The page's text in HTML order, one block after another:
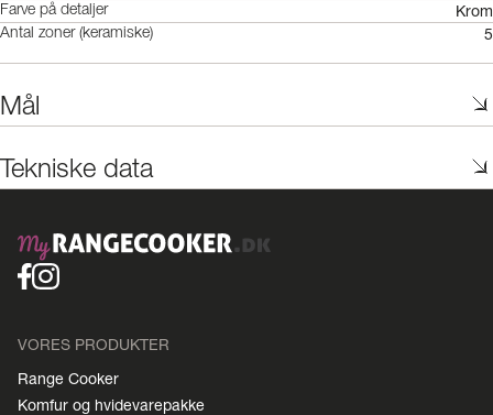
Farve på detaljer Krom
Antal zoner (keramiske) 5
Mål
Tekniske data
VORES PRODUKTER
Range Cooker
Komfur og hvidevarepakke